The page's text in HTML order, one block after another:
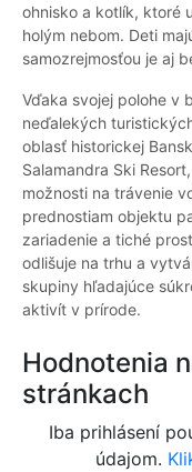
ohnisko a kotlík, ktoré
holým nebom. Deti
samozrejmosťou je aj
Vďaka svojej polohe v
neďalekých
oblasť historickej
Salamandra Ski
možnosti na trávenie
prednostiam objektu
zariadenie a tiché
odlišuje na trhu a
skupiny hľadajúce
aktivít v prírode.
Hodnotenia
stránkach
Iba prihlásení
údajom.